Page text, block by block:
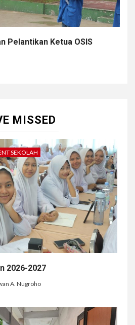
Pelantikan Ketua OSIS
MISSED
SEKOLAH
2026-2027
A. Nugroho